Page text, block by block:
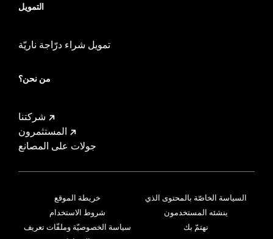
التمويل
تمويل شراء درّاجة ناريّة
من نحن؟
شركتنا
المستثمرون
جولات على المصانع
خريطة الموقع
شروط الاستخدام
سياسة الخصوصيّة وملفّات تعريف
السياسة الخاصّة بالمحتوى الذي
ينشئه المستخدمون
نهتمّ بك